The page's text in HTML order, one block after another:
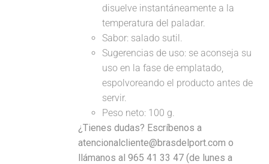
disuelve instantáneamente a la
temperatura del paladar.
Sabor: salado sutil.
Sugerencias de uso: se aconseja su
uso en la fase de emplatado,
espolvoreando el producto antes de
servir.
Peso neto: 100 g.
¿Tienes dudas? Escríbenos a
atencionalcliente@brasdelport.com o
llámanos al 965 41 33 47 (de lunes a